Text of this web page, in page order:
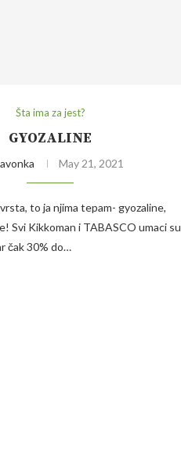
Šta ima za jest?
GYOZALINE
May 21, 2021
to ja njima tepam- gyozaline,
Svi Kikkoman i TABASCO umaci su
čak 30% do…